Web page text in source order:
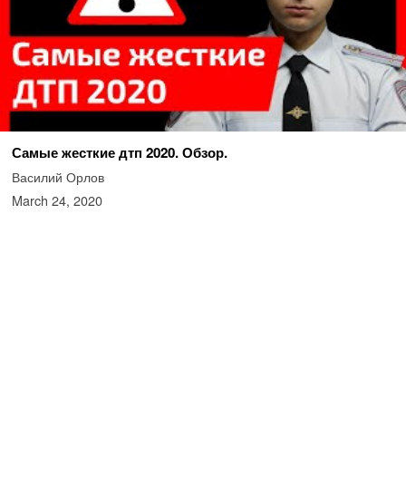
Самые жесткие дтп 2020. Обзор.
Василий Орлов
March 24, 2020